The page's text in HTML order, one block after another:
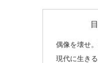
偶像を壊せ
現代に生き